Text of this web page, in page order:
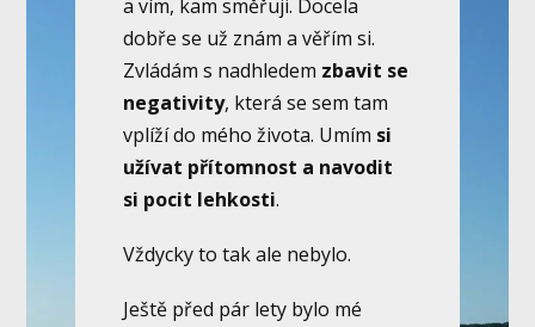
a vím, kam směřuji. Docela
dobře se už znám a věřím si.
Zvládám s nadhledem zbavit se
negativity, která se sem tam
vplíží do mého života. Umím si
užívat přítomnost a navodit
si pocit lehkosti.
Vždycky to tak ale nebylo.
Ještě před pár lety bylo mé